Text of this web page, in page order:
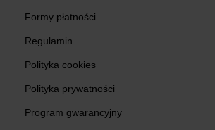
Formy płatności
Regulamin
Polityka cookies
Polityka prywatności
Program gwarancyjny